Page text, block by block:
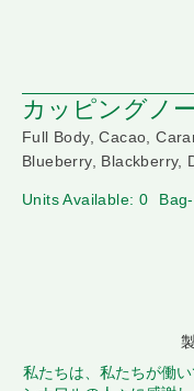
カッピングノ
Full Body, Cacao,
Blueberry, Blackberry,
Units Available: 0
私たちは、私たちが働